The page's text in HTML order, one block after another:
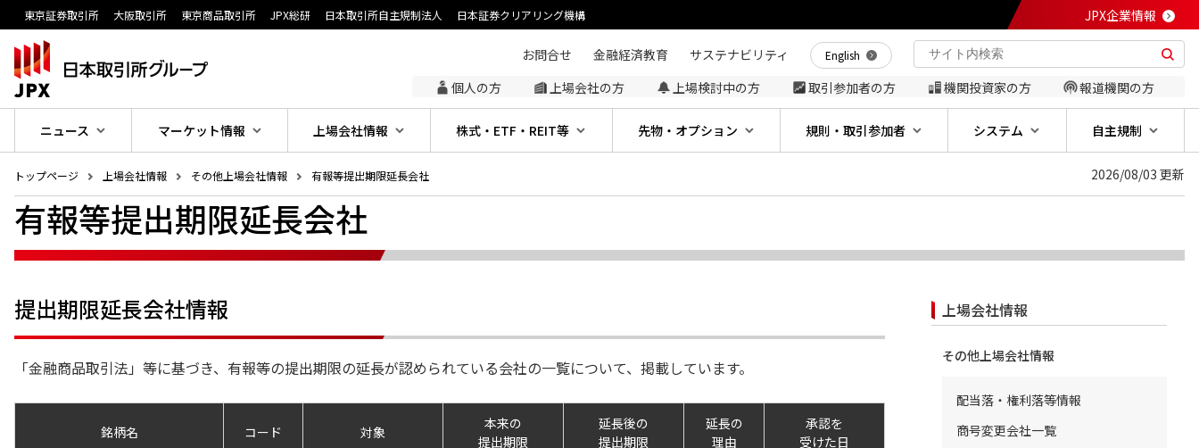
東京証券取引所 大阪取引所 東京商品取引所 JPX総研 日本取引所自主規制法人 日本証券クリアリング機構 JPX企業情報
ニュース マーケット情報 上場会社情報 株式・ETF・REIT等 先物・オプション 規則・取引参加者 システム 自主規制
個人の方 上場会社の方 上場検討中の方 取引参加者の方 機関投資家の方 報道機関の方
お問合せ 金融経済教育 サステナビリティ English
トップページ 上場会社情報 その他上場会社情報 有報等提出期限延長会社 2026/08/03 更新
有報等提出期限延長会社
提出期限延長会社情報
「金融商品取引法」等に基づき、有報等の提出期限の延長が認められている会社の一覧について、掲載しています。
銘柄名 コード 対象
本来の
提出期限
延長後の
提出期限
延長の
理由
承認を
受けた日
上場会社情報
その他上場会社情報
配当落・権利落等情報
商号変更会社一覧